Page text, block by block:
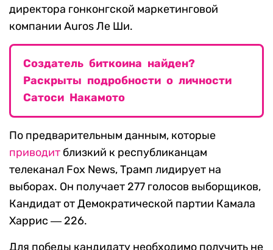
директора гонконгской маркетинговой
компании Auros Ле Ши.
Создатель биткоина найден?
Раскрыты подробности о личности
Сатоси Накамото
По предварительным данным, которые
приводит близкий к республиканцам
телеканал Foх News, Трамп лидирует на
выборах. Он получает 277 голосов выборщиков,
Кандидат от Демократической партии Камала
Харрис ― 226.
Для победы кандидату необходимо получить не